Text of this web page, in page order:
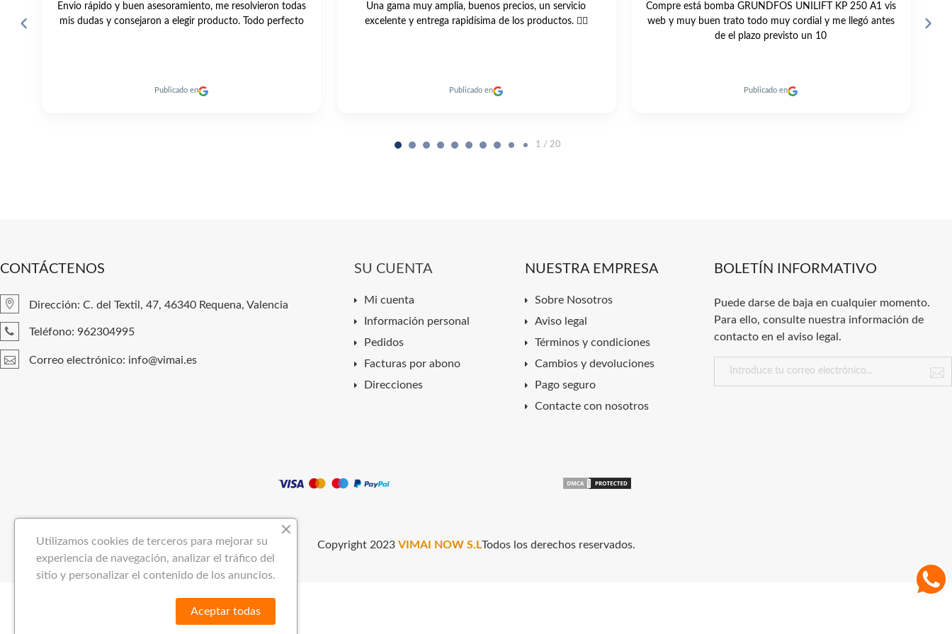
Una gama muy amplia, buenos precios, un servicio
excelente y entrega rapidísima de los productos. 👍🏼
Publicado en
Compre está bomba GRUNDFOS UNILIFT KP 250 A1 vis
web y muy buen trato todo muy cordial y me llegó antes
Publicado en
GRAN TRATO PROFESIONAL Y PERSONAL. TODO
MUY RAPIDO. RECOMENDABLE 100% A DIA DE HOY.
Publicado en
2 / 20
CONTÁCTENOS
Dirección: C. del Textil, 47, 46340 Requena, Valencia
Teléfono: 962304995
Correo electrónico: info@vimai.es
SU CUENTA
Mi cuenta
Información personal
Pedidos
Facturas por abono
Direcciones
NUESTRA EMPRESA
Sobre Nosotros
Aviso legal
Términos y condiciones
Cambios y devoluciones
Pago seguro
Contacte con nosotros
BOLETÍN INFORMATIVO
Puede darse de baja en cualquier momento.
Para ello, consulte nuestra información de
contacto en el aviso legal.
Copyright 2023 VIMAI NOW S.LTodos los derechos reservados.
Utilizamos cookies de terceros para mejorar su
experiencia de navegación, analizar el tráfico del
sitio y personalizar el contenido de los anuncios.
Aceptar todas